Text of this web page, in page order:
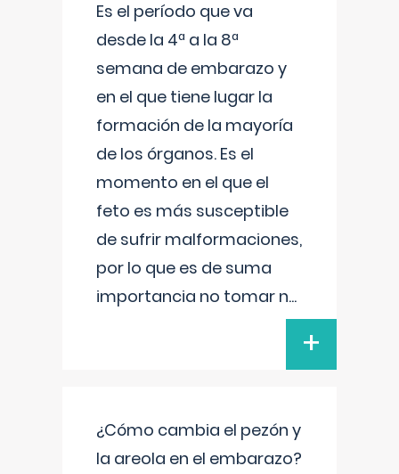
Es el período que va
desde la 4ª a la 8ª
semana de embarazo y
en el que tiene lugar la
formación de la mayoría
de los órganos. Es el
momento en el que el
feto es más susceptible
de sufrir malformaciones,
por lo que es de suma
importancia no tomar n...
+
¿Cómo cambia el pezón y
la areola en el embarazo?